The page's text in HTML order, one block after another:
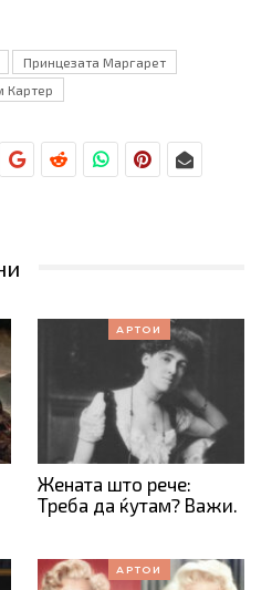
Принцезата Маргарет
Картер
АРТОИ
Жената што рече:
Треба да ќутам? Важи.
АРТОИ